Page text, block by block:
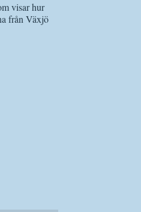
visar hur
från Växjö